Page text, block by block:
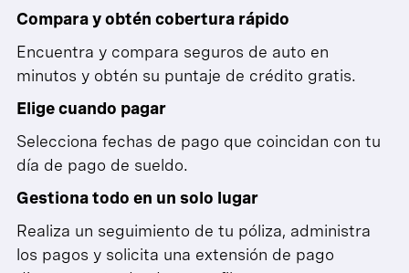
Compara y obtén cobertura rápido
Encuentra y compara seguros de auto en
minutos y obtén su puntaje de crédito gratis.
Elige cuando pagar
Selecciona fechas de pago que coincidan con tu
día de pago de sueldo.
Gestiona todo en un solo lugar
Realiza un seguimiento de tu póliza, administra
los pagos y solicita una extensión de pago